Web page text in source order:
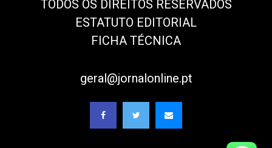
TODOS OS DIREITOS RESERVADOS
ESTATUTO EDITORIAL
FICHA TÉCNICA
geral@jornalonline.pt